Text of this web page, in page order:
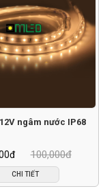
ngâm nước IP68
100,000đ
CHI TIẾT